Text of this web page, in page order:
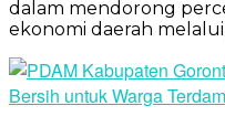
dalam mendorong
ekonomi daerah